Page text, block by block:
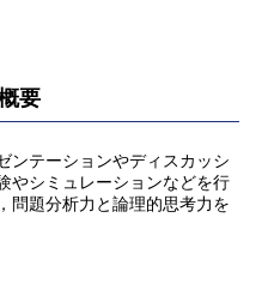
要
ンテーションやディスカッシ
やシミュレーションなどを行
問題分析力と論理的思考力を